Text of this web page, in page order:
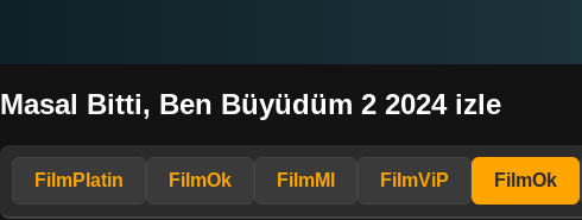
Masal Bitti, Ben Büyüdüm 2 2024 izle
FilmPlatin FilmOk FilmMl FilmViP FilmOk